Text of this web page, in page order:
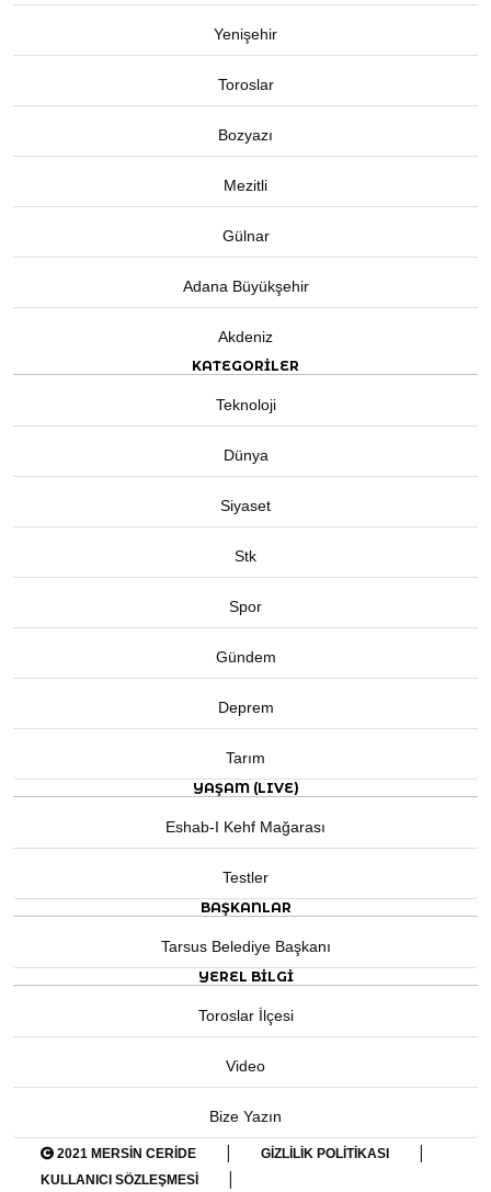
Yenişehir
Toroslar
Bozyazı
Mezitli
Gülnar
Adana Büyükşehir
Akdeniz
KATEGORİLER
Teknoloji
Dünya
Siyaset
Stk
Spor
Gündem
Deprem
Tarım
YAŞAM (LIVE)
Eshab-I Kehf Mağarası
Testler
BAŞKANLAR
Tarsus Belediye Başkanı
YEREL BILGI
Toroslar İlçesi
Video
Bize Yazın
2021 MERSIN CERIDE | GIZLILIK POLITIKASI |
KULLANICI SÖZLEŞMESI
|